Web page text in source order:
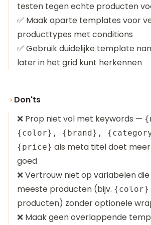
testen tegen echte producten
✅ Maak aparte templates voor
producttypes met conditions
✅ Gebruik duidelijke template
later in het grid kunt herkennen
Don'ts
❌ Prop niet vol met keywords —
{color}, {brand},
{price} als meta titel doet
goed
❌ Vertrouw niet op variabelen
meeste producten (bijv. {color}
producten) zonder optionele
❌ Maak geen overlappende